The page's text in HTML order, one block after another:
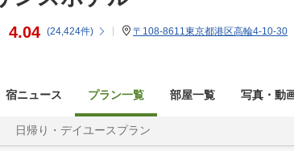
4.04 (24,424件) 〒108-8611東京都港区高輪4-10-30
宿ニュース プラン一覧 部屋一覧 写真・動
日帰り・デイユースプラン